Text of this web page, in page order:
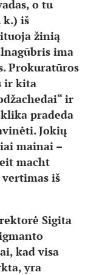
o tu
k.) iš
žinią
ima
Prokuratūros
ir kita
ir
pradeda
Jokių
mainai –
macht
iš
Sigita
kad visa
yra